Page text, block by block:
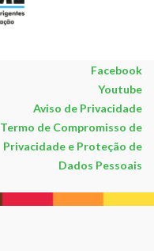
Facebook
Youtube
Aviso de Privacidade
Termo de Compromisso de
Privacidade e Proteção de
Dados Pessoais